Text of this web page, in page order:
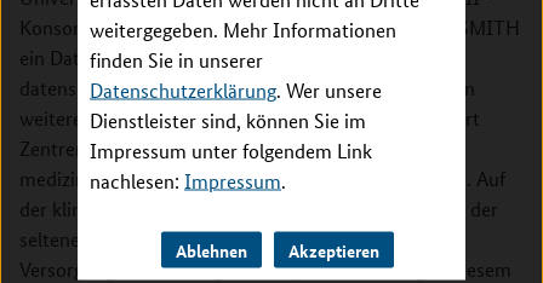
weitergegeben. Mehr Informationen
finden Sie in unserer
Datenschutzerklärung . Wer unsere
Dienstleister sind, können Sie im
Impressum unter folgendem Link
nachlesen: Impressum
Ablehnen Akzeptieren
Konsortien HiGHmed, DIFUTURE, MIRACUM oder SMITH
ein Datenintegrationszentrum auf, das die
datenschutzkonforme Nutzung der Gesundheitsdaten
weiterentwickeln soll. Zugleich betreiben alle Standort
Zentren für Seltene Erkrankungen (ZSE), die die
medizinischen Bedarfe der Innovationen formulieren. Auf
der klinischen Seite strebt CORD an, die Sichtbarkeit der
seltenen Erkrankungen zu erhöhen, Einblicke in die
Versorgungsrealität zu gewähren, die Forschung in diesem